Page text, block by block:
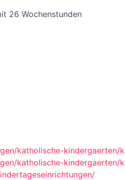
26 Wochenstunden
katholische-
katholische-